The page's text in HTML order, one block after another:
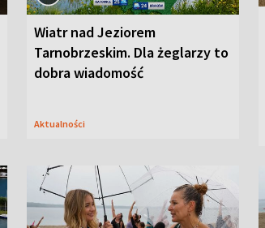
Wiatr nad Jeziorem
Tarnobrzeskim. Dla żeglarzy to
dobra wiadomość
Aktualności